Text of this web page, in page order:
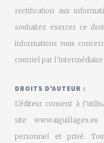
rectification aux
souhaitez exercer ce
informations vous
courriel par l'intermédiaire
DROITS D'AUTEUR :
L’éditeur consent à
site
personnel et privé.